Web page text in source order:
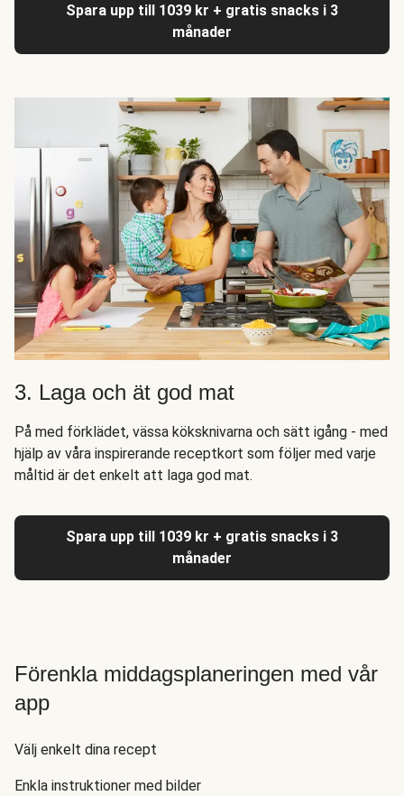
Spara upp till 1039 kr + gratis snacks i 3
månader
3. Laga och ät god mat
På med förklädet, vässa köksknivarna och sätt igång - med
hjälp av våra inspirerande receptkort som följer med varje
måltid är det enkelt att laga god mat.
Spara upp till 1039 kr + gratis snacks i 3
månader
Förenkla middagsplaneringen med vår
app
Välj enkelt dina recept
Enkla instruktioner med bilder